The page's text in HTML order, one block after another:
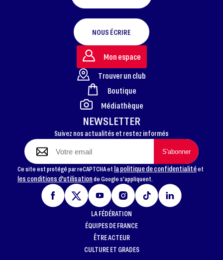
FOOTER
NOUS ÉCRIRE
NEWSLETTER
Suivez nos actualités et restez informés
Ce site est protégé par reCAPTCHA et la politique de confidentialitéet
les conditions d'utilisationde Google s'appliquent.
Mon espace
Trouver un club
Boutique
Médiathèque
LA FÉDÉRATION
ÉQUIPES DE FRANCE
ÊTRE ACTEUR
CULTURE ET GRADES